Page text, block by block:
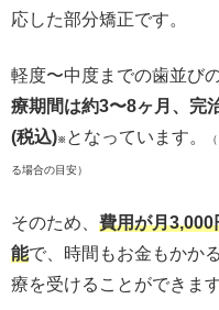
応した部分矯正です。
軽度〜中度までの歯並び
療期間は約3〜8ヶ月、完
(税込)※ となっています。
る場合の目安）
そのため、 費用が月
能で、時間もお金もかか
療を受けることができます